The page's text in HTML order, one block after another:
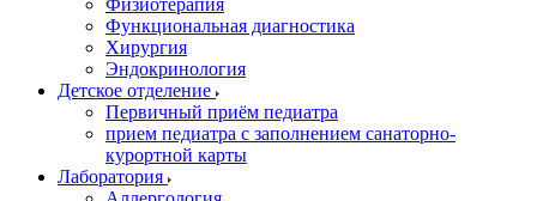
Физиотерапия
Функциональная диагностика
Хирургия
Эндокринология
Детское отделение
Первичный приём педиатра
прием педиатра с заполнением санаторно-
курортной карты
Лаборатория